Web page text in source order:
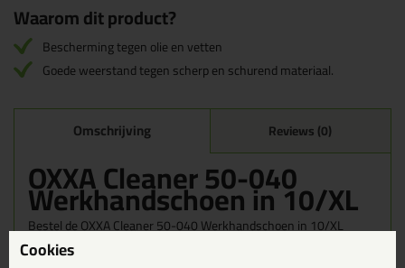
Waarom dit product?
Bescherming tegen olie en vetten
Goede weerstand tegen scherp en schurend materiaal.
Omschrijving Reviews (0)
OXXA Cleaner 50-040
Werkhandschoen in 10/XL
Bestel de OXXA Cleaner 50-040 Werkhandschoen in 10/XL
vandaag nog! Vandaag besteld = morgen in huis.
Cookies